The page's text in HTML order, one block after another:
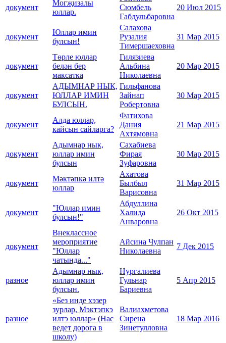
документ
Могҗизалы
юллар.
Сюмбель
Габдульбаровна
20 Июл 2015
документ
Юллар имин
булсын!
Салахова
Рузалия
Тимершаеховна
31 Мар 2015
документ
Төрле юллар
белән бер
максатка
Гилязиева
Альбина
Николаевна
20 Мар 2015
документ
АДЫМНАР НЫК,
ЮЛЛАР ИМИН
БУЛСЫН.
Гильфанова
Зайнап
Робертовна
30 Мар 2015
документ
Алда юллар,
кайсын сайларга?
Фатихова
Дания
Ахтямовна
21 Мар 2015
документ
Адымнар нык,
юллар имин
булсын
Сахабиева
Фирая
Зуфаровна
30 Мар 2015
документ
Мәктәпкә илтә
юллар
Ахатова
Былбыл
Варисовна
31 Мар 2015
документ
"Юллар имин
булсын!"
Абдуллина
Халида
Анваровна
26 Окт 2015
документ
Внеклассное
мероприятие
"Юллар
чатында..."
Айсина Чулпан
Николаевна
7 Дек 2015
разное
Адымнар нык,
юллар имин
булсын.
Нургалиева
Гульнар
Бариевна
5 Апр 2015
разное
«Без инде хэзер
зурлар, Мэктэпкэ
илтэ юллар» (Нас
ведет дорога в
школу)
Валиахметова
Сирена
Зинетулловна
18 Мар 2016